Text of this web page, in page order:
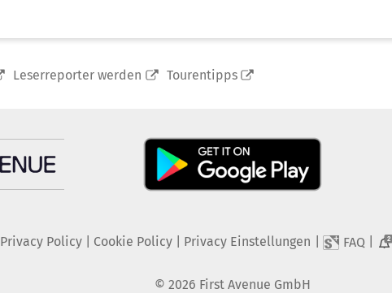
Leserreporter werden Tourentipps
Privacy Policy| Cookie Policy| Privacy Einstellungen FAQ 2
© 2026 First Avenue GmbH